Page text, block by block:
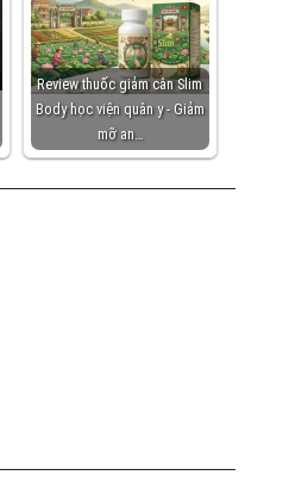
Review thuốc giảm cân Slim
Body học viện quân y - Giảm
mỡ an…